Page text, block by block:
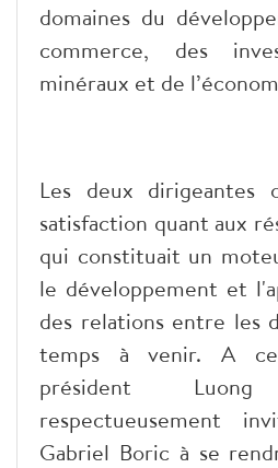
domaines du
commerce, des
minéraux et de
Les deux dirigeantes
satisfaction quant aux
qui constituait un
le développement et
des relations entre les
temps à venir. A
président
respectueusement
Gabriel Boric à se